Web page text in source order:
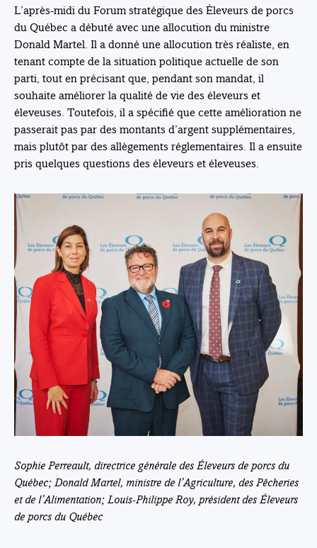
L’après-midi du Forum stratégique des Éleveurs de porcs
du Québec a débuté avec une allocution du ministre
Donald Martel. Il a donné une allocution très réaliste, en
tenant compte de la situation politique actuelle de son
parti, tout en précisant que, pendant son mandat, il
souhaite améliorer la qualité de vie des éleveurs et
éleveuses. Toutefois, il a spécifié que cette amélioration ne
passerait pas par des montants d’argent supplémentaires,
mais plutôt par des allègements réglementaires. Il a ensuite
pris quelques questions des éleveurs et éleveuses.
Sophie Perreault, directrice générale des Éleveurs de porcs du
Québec; Donald Martel, ministre de l’Agriculture, des Pêcheries
et de l’Alimentation; Louis-Philippe Roy, président des Éleveurs
de porcs du Québec